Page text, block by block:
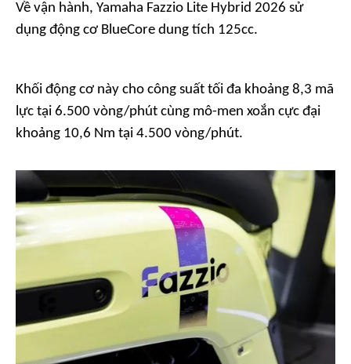
Về vận hành, Yamaha Fazzio Lite Hybrid 2026 sử
dụng động cơ BlueCore dung tích 125cc.
Khối động cơ này cho công suất tối đa khoảng 8,3 mã
lực tại 6.500 vòng/phút cùng mô-men xoắn cực đại
khoảng 10,6 Nm tại 4.500 vòng/phút.